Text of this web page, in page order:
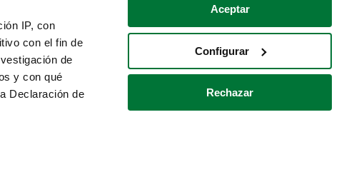
IP, con
con el fin de
de
y con qué
Declaración de
Aceptar
Configurar
Rechazar